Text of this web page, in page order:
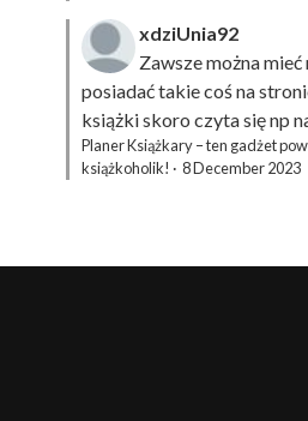
xdziUnia92
Zawsze można
posiadać takie coś na
książki skoro czyta się np
Planer Książkary – ten gadżet
książkoholik! · 8 December 2023